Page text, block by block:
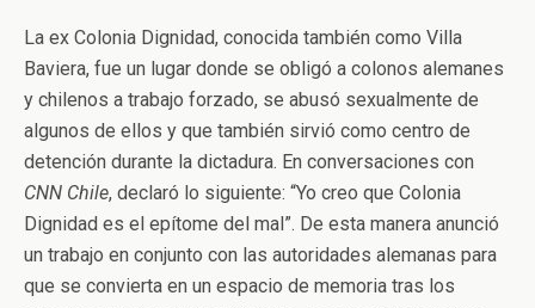
La ex Colonia Dignidad, conocida también como Villa
Baviera, fue un lugar donde se obligó a colonos alemanes
y chilenos a trabajo forzado, se abusó sexualmente de
algunos de ellos y que también sirvió como centro de
detención durante la dictadura. En conversaciones con
CNN Chile, declaró lo siguiente: “Yo creo que Colonia
Dignidad es el epítome del mal”. De esta manera anunció
un trabajo en conjunto con las autoridades alemanas para
que se convierta en un espacio de memoria tras los